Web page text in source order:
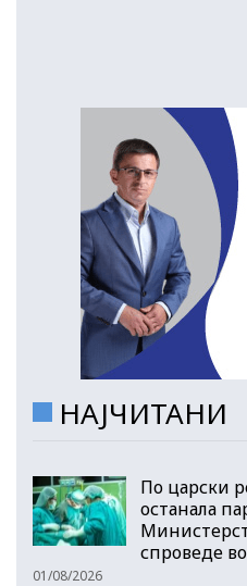
НАЈЧИТАНИ
По царски
останала
спроведе
01/08/2026